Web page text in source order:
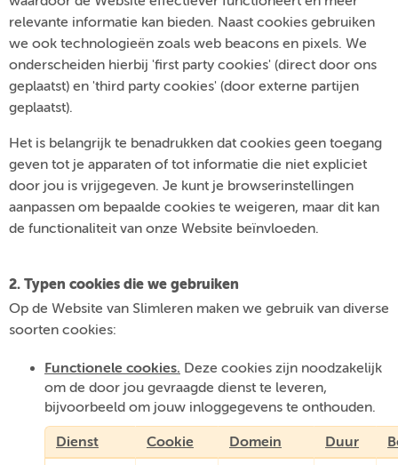
relevante informatie kan bieden. Naast cookies gebruiken
we ook technologieën zoals web beacons en pixels. We
onderscheiden hierbij 'first party cookies' (direct door ons
geplaatst) en 'third party cookies' (door externe partijen
geplaatst).
Het is belangrijk te benadrukken dat cookies geen toegang
geven tot je apparaten of tot informatie die niet expliciet
door jou is vrijgegeven. Je kunt je browserinstellingen
aanpassen om bepaalde cookies te weigeren, maar dit kan
de functionaliteit van onze Website beïnvloeden.
2. Typen cookies die we gebruiken
Op de Website van Slimleren maken we gebruik van diverse
soorten cookies:
Functionele cookies. Deze cookies zijn noodzakelijk
om de door jou gevraagde dienst te leveren,
bijvoorbeeld om jouw inloggegevens te onthouden.
Dienst Cookie Domein Duur